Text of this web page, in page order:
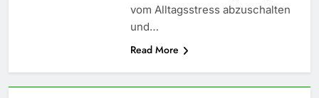
vom Alltagsstress abzuschalten
und…
Read More